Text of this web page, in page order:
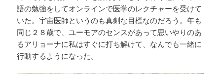
語の勉強をしてオンラインで医学のレクチャーを受けて
いた。宇宙医師というのも真剣な目標なのだろう。年も
同じ２８歳で、ユーモアのセンスがあって思いやりのあ
るアリョーナに私はすぐに打ち解けて、なんでも一緒に
行動するようになった。